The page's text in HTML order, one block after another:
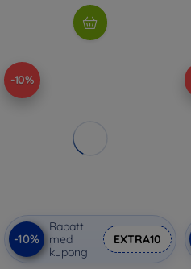
-10%
-10%
Rabatt
med
kupong
EXTRA10